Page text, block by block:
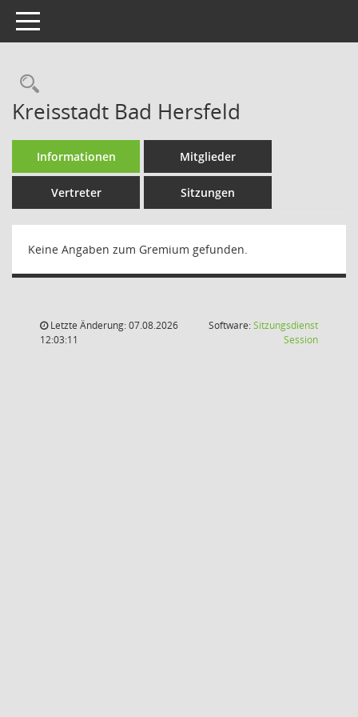
Toggle navigation
Rechercheauswahl
Kreisstadt Bad Hersfeld
Informationen Mitglieder
Vertreter Sitzungen
Keine Angaben zum Gremium gefunden.
Letzte Änderung: 07.08.2026
12:03:11
Software:Sitzungsdienst
Session(Wird in